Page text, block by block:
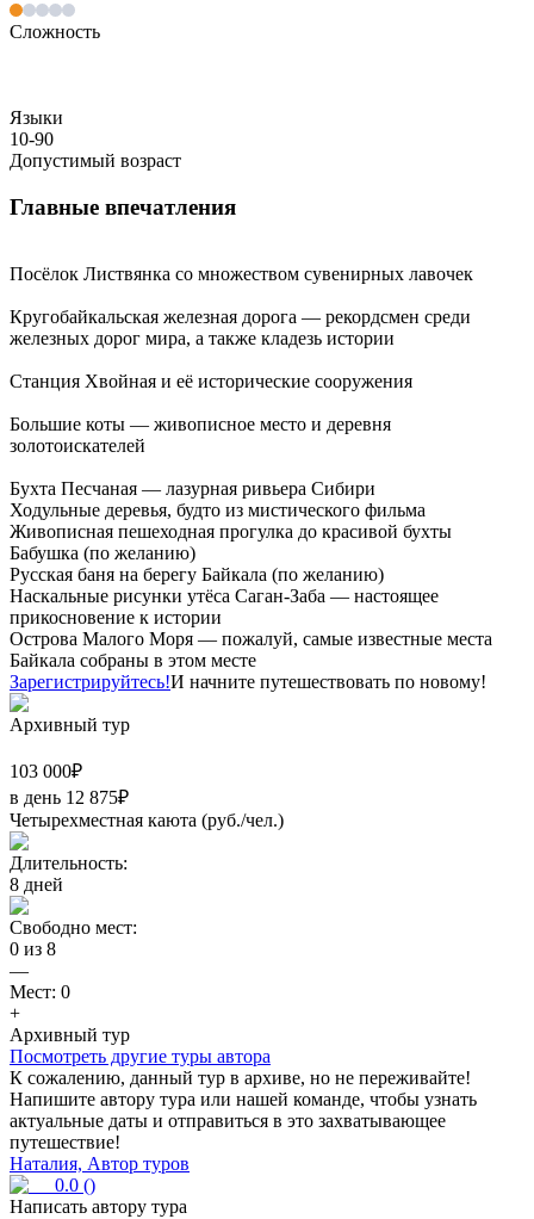
Сложность
Языки
10-90
Допустимый возраст
Главные впечатления
Посёлок Листвянка со множеством сувенирных лавочек
Кругобайкальская железная дорога — рекордсмен среди
железных дорог мира, а также кладезь истории
Станция Хвойная и её исторические сооружения
Большие коты — живописное место и деревня
золотоискателей
Бухта Песчаная — лазурная ривьера Сибири
Ходульные деревья, будто из мистического фильма
Живописная пешеходная прогулка до красивой бухты
Бабушка (по желанию)
Русская баня на берегу Байкала (по желанию)
Наскальные рисунки утёса Саган-Заба — настоящее
прикосновение к истории
Острова Малого Моря — пожалуй, самые известные места
Байкала собраны в этом месте
Зарегистрируйтесь!И начните путешествовать по новому!
Архивный тур
103 000₽
в день 12 875₽
Четырехместная каюта (руб./чел.)
Длительность:
8 дней
Свободно мест:
0 из 8
—
Мест: 0
+
Архивный тур
Посмотреть другие туры автора
К сожалению, данный тур в архиве, но не переживайте!
Напишите автору тура или нашей команде, чтобы узнать
актуальные даты и отправиться в это захватывающее
путешествие!
Наталия, Автор туров
0.0 ()
Написать автору тура